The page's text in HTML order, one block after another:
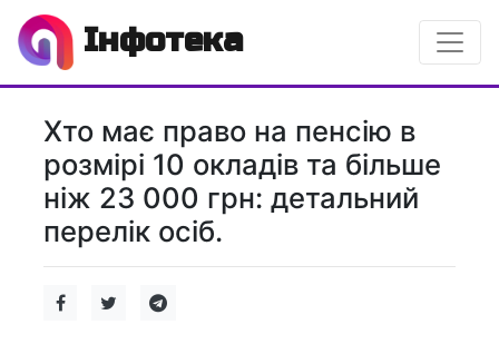
Інфотека
Хто має право на пенсію в
розмірі 10 окладів та більше
ніж 23 000 грн: детальний
перелік осіб.